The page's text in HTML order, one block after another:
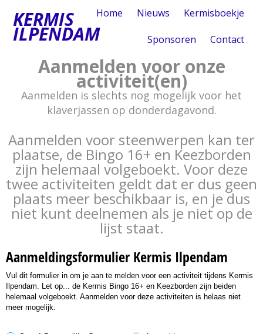
KERMIS
ILPENDAM
Home Nieuws Kermisboekje
Sponsoren Contact
Aanmelden voor onze
activiteit(en)
Aanmelden is slechts nog mogelijk voor het
klaverjassen op donderdagavond.
Aanmelden voor steenwerpen kan ter
plaatse, de Bingo 16+ en Keezborden
zijn helemaal volgeboekt. Voor deze
twee activiteiten geldt dat er dus geen
plaats meer beschikbaar is, en je dus
niet kunt deelnemen als je niet op de
lijst staat.